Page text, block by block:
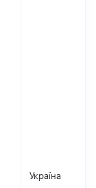
Україна